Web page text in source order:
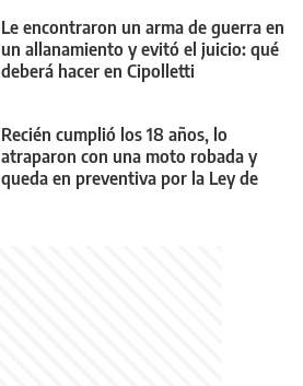
Le encontraron un arma de guerra en
un allanamiento y evitó el juicio: qué
deberá hacer en Cipolletti
Recién cumplió los 18 años, lo
atraparon con una moto robada y
queda en preventiva por la Ley de